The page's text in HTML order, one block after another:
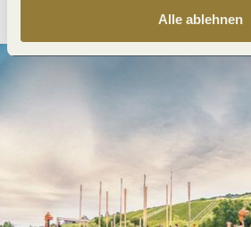
Alle ablehnen